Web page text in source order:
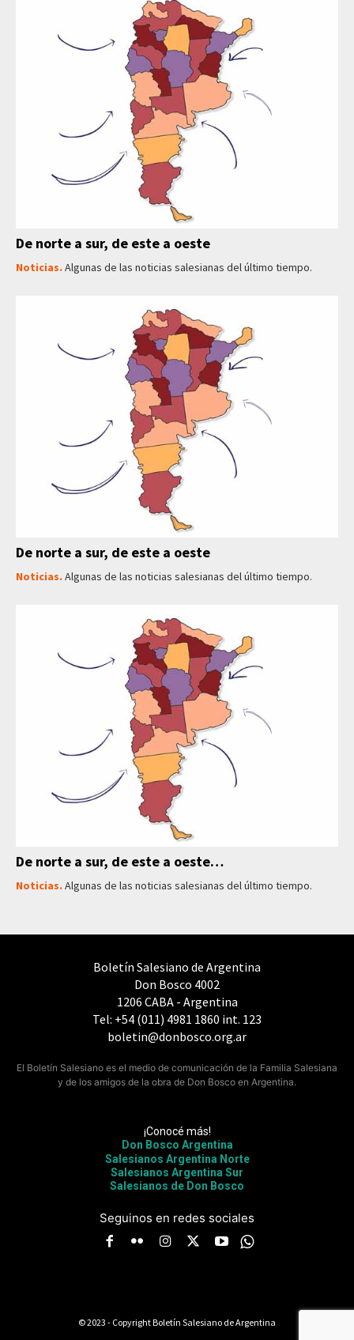
De norte a sur, de este a oeste
Noticias. Algunas de las noticias salesianas del último tiempo.
De norte a sur, de este a oeste
Noticias. Algunas de las noticias salesianas del último tiempo.
De norte a sur, de este a oeste…
Noticias. Algunas de las noticias salesianas del último tiempo.
Boletín Salesiano de Argentina
Don Bosco 4002
1206 CABA - Argentina
Tel: +54 (011) 4981 1860 int. 123
boletin@donbosco.org.ar
El Boletín Salesiano es el medio de comunicación de la Familia Salesiana
y de los amigos de la obra de Don Bosco en Argentina.
¡Conocé más!
Don Bosco Argentina
Salesianos Argentina Norte
Salesianos Argentina Sur
Salesianos de Don Bosco
Seguinos en redes sociales
© 2023 - Copyright Boletín Salesiano de Argentina